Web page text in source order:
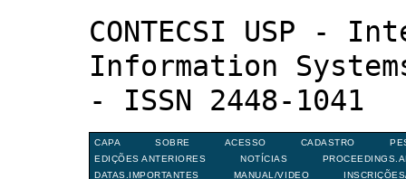
CONTECSI USP -
Information
- ISSN 2448-1041
CAPA SOBRE ACESSO CADASTRO
EDIÇÕES ANTERIORES
NOTÍCIAS
DATAS.IMPORTANTES
MANUAL/VIDEO